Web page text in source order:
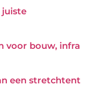
juiste
voor bouw, infra
een stretchtent